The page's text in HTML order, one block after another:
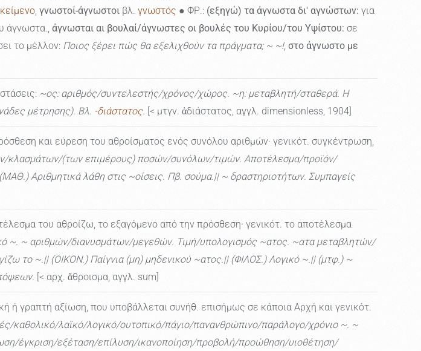
κείμενο, γνωστοί-άγνωστοι βλ. γνωστός ● ΦΡ.: (εξηγώ) τα άγνωστα δι' αγνώστων: για
άγνωστα., άγνωσται αι βουλαί/άγνωστες οι βουλές του Κυρίου/του Υψίστου: σε
το μέλλον: Ποιος ξέρει πώς θα εξελιχθούν τα πράγματα; ~ ~!, στο άγνωστο με
~ος: αριθμός/συντελεστής/χρόνος/χώρος. ~η: μεταβλητή/σταθερά. Η
μέτρησης). Βλ. -διάστατος. [< μτγν. ἀδιάστατος, αγγλ. dimensionless, 1904]
και εύρεση του αθροίσματος ενός συνόλου αριθμών· γενικότ. συγκέντρωση,
κλασμάτων/(των επιμέρους) ποσών/συνόλων/τιμών. Αποτέλεσμα/προϊόν/
Αριθμητικά λάθη στις ~οίσεις. Πβ. σούμα.|| ~ δραστηριοτήτων. Συμπαγείς
του αθροίζω, το εξαγόμενο από την πρόσθεση· γενικότ. το αποτέλεσμα
~. ~ αριθμών/διανυσμάτων/μεγεθών. Τιμή/υπολογισμός ~ατος. ~ατα μεταβλητών/
το ~.|| (ΟΙΚΟΝ.) Παίγνια (μη) μηδενικού ~ατος.|| (ΦΙΛΟΣ.) Λογικό ~.|| (μτφ.) ~
[< αρχ. ἄθροισμα, αγγλ. sum]
ή γραπτή αξίωση, που υποβάλλεται συνήθ. επισήμως σε κάποια Αρχή και γενικότ.
καθολικό/λαϊκό/λογικό/ουτοπικό/πάγιο/πανανθρώπινο/παράλογο/χρόνιο ~. ~
έγκριση/εξέταση/επίλυση/ικανοποίηση/προβολή/προώθηση/υιοθέτηση/